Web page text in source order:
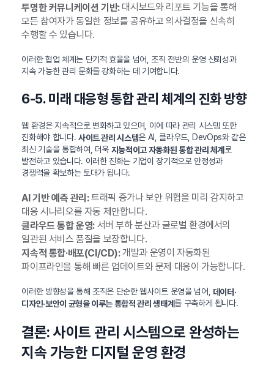
투명한 커뮤니케이션 기반:대시보드와 리포트 기능을 통해
모든 참여자가 동일한 정보를 공유하고 의사결정을 신속히
수행할 수 있습니다.
이러한 협업 체계는 단기적 효율을 넘어, 조직 전반의 운영 신뢰성과
지속 가능한 관리 문화를 강화하는 데 기여합니다.
6-5. 미래 대응형 통합 관리 체계의 진화 방향
웹 환경은 지속적으로 변화하고 있으며, 이에 따라 관리 시스템 또한
진화해야 합니다. 사이트 관리 시스템은 AI, 클라우드, DevOps와 같은
최신 기술을 통합하여, 더욱 지능적이고 자동화된 통합 관리 체계로
발전하고 있습니다. 이러한 진화는 기업이 장기적으로 안정성과
경쟁력을 확보하는 토대가 됩니다.
AI 기반 예측 관리:트래픽 증가나 보안 위협을 미리 감지하고
대응 시나리오를 자동 제안합니다.
클라우드 통합 운영:서버 부하 분산과 글로벌 환경에서의
일관된 서비스 품질을 보장합니다.
지속적 통합·배포(CI/CD):개발과 운영이 자동화된
파이프라인을 통해 빠른 업데이트와 문제 대응이 가능합니다.
이러한 방향성을 통해 조직은 단순한 웹사이트 운영을 넘어, 데이터·
디자인·보안이 균형을 이루는 통합적 관리 생태계 를 구축하게 됩니다.
결론: 사이트 관리 시스템으로 완성하는
지속 가능한 디지털 운영 환경